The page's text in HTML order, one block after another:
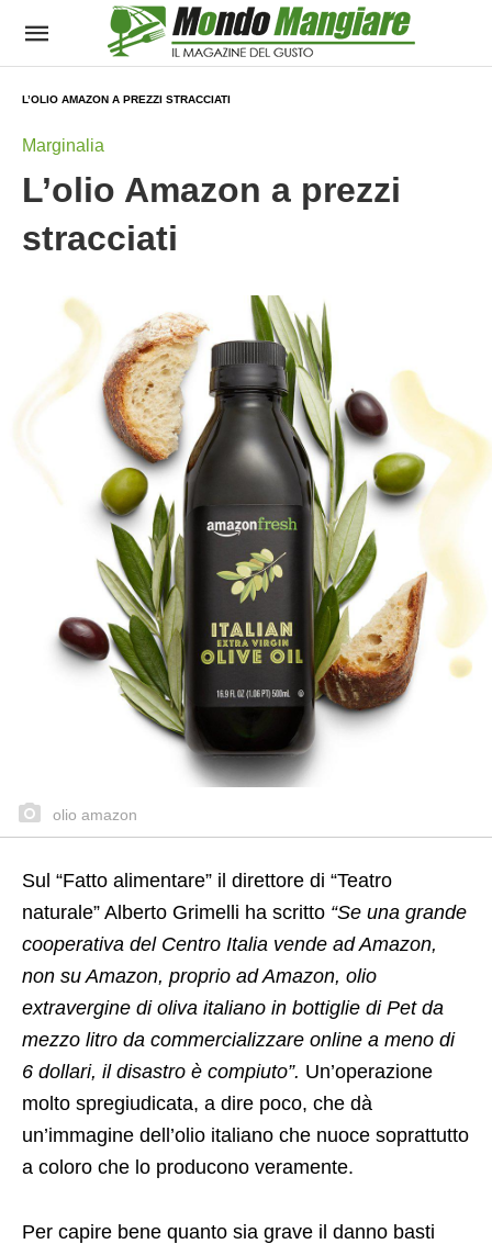
L’OLIO AMAZON A PREZZI STRACCIATI
Marginalia
L’olio Amazon a prezzi
stracciati
olio amazon
Sul “Fatto alimentare” il direttore di “Teatro
naturale” Alberto Grimelli ha scritto “Se una grande
cooperativa del Centro Italia vende ad Amazon,
non su Amazon, proprio ad Amazon, olio
extravergine di oliva italiano in bottiglie di Pet da
mezzo litro da commercializzare online a meno di
6 dollari, il disastro è compiuto”. Un’operazione
molto spregiudicata, a dire poco, che dà
un’immagine dell’olio italiano che nuoce soprattutto
a coloro che lo producono veramente.
Per capire bene quanto sia grave il danno basti